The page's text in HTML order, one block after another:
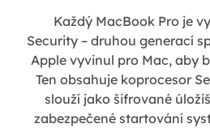
Každý MacBook Pro je
Security – druhou generací
Apple vyvinul pro Mac, aby
Ten obsahuje koprocesor
slouží jako šifrované
zabezpečené startování